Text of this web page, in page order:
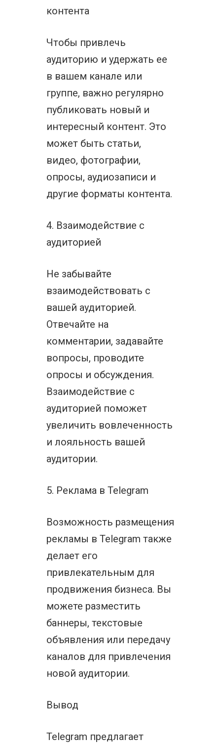
контента
Чтобы привлечь
аудиторию и удержать ее
в вашем канале или
группе, важно регулярно
публиковать новый и
интересный контент. Это
может быть статьи,
видео, фотографии,
опросы, аудиозаписи и
другие форматы контента.
4. Взаимодействие с
аудиторией
Не забывайте
взаимодействовать с
вашей аудиторией.
Отвечайте на
комментарии, задавайте
вопросы, проводите
опросы и обсуждения.
Взаимодействие с
аудиторией поможет
увеличить вовлеченность
и лояльность вашей
аудитории.
5. Реклама в Telegram
Возможность размещения
рекламы в Telegram также
делает его
привлекательным для
продвижения бизнеса. Вы
можете разместить
баннеры, текстовые
объявления или передачу
каналов для привлечения
новой аудитории.
Вывод
Telegram предлагает